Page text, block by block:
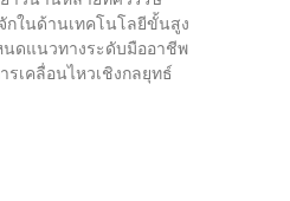
กในด้านเทคโนโลยีขั้นสูง
ดแนวทางระดับมืออาชีพ
รเคลื่อนไหวเชิงกลยุทธ์